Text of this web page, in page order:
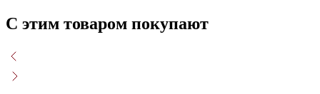
С этим товаром покупают